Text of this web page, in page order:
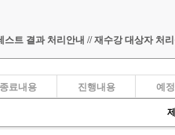
스트 결과 처리안내 // 재수강 대상자 처
종료내용 진행내용 예